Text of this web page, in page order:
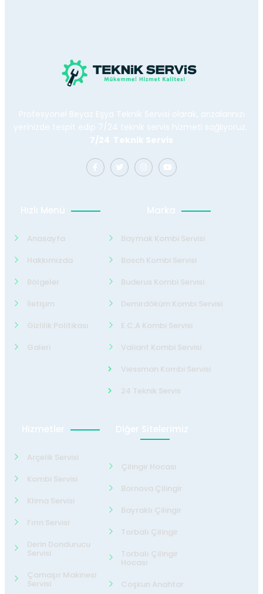
Profesyonel Beyaz Eşya Teknik Servisi olarak, arızalarınızı
yerinizde tespit edip 7/24 teknik servis hizmeti sağlıyoruz.
7/24 Teknik Servis
Hızlı Menü
Anasayfa
Hakkımızda
Bölgeler
İletişim
Gizlilik Politikası
Galeri
Marka
Baymak Kombi Servisi
Bosch Kombi Servisi
Buderus Kombi Servisi
Demirdöküm Kombi Servisi
E.C.A Kombi Servisi
Valiant Kombi Servisi
Viessman Kombi Servisi
24 Teknik Servis
Hizmetler
Arçelik Servisi
Kombi Servisi
Klima Servisi
Fırın Servisi
Derin Dondurucu
Servisi
Çamaşır Makinesi
Servisi
Diğer Sitelerimiz
Çilingir Hocası
Bornova Çilingir
Bayraklı Çilingir
Torbalı Çilingir
Torbalı Çilingir
Hocası
Coşkun Anahtar